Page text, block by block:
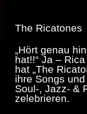
The Ricatones
„Hört genau
hat!!“ Ja –
hat „The
ihre Songs
Soul-, Jazz- &
zelebrieren.